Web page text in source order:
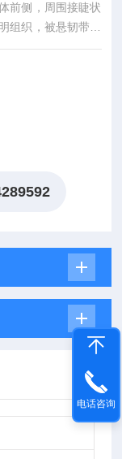
前侧，周围接睫状
组织，被悬韧带固
光系统的重要组成
囊、晶体上皮、晶
电话咨询